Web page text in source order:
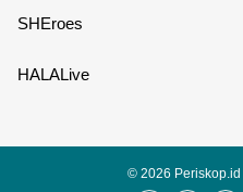
SHEroes
HALALive
© 2026 Periskop.id